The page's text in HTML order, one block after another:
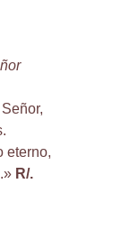
eterno,
R/.